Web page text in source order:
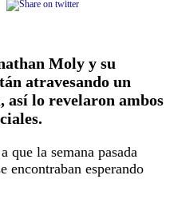
Moly y su
atravesando un
así lo revelaron ambos
que la semana pasada
encontraban esperando